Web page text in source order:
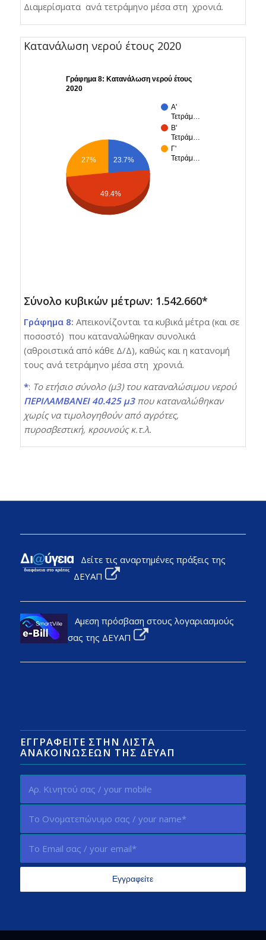
Διαμερίσματα ανά τετράμηνο μέσα στη χρονιά.
Κατανάλωση νερού έτους 2020
Γράφημα 8: Κατανάλωση νερού έτους
2020
Α'
Τετράμ…
Β'
Τετράμ…
Γ'
Τετράμ…
23.7%
27%
49.4%
Σύνολο κυβικών μέτρων: 1.542.660‬*
Γράφημα 8: Απεικονίζονται τα κυβικά μέτρα (και σε
ποσοστό) που καταναλώθηκαν συνολικά
(αθροιστικά από κάθε Δ/Δ), καθώς και η κατανομή
τους ανά τετράμηνο μέσα στη χρονιά.
*: Το ετήσιο σύνολο (μ3) του καταναλώσιμου νερού
ΠΕΡΙΛΑΜΒΑΝΕΙ 40.425 μ3που καταναλώθηκαν
χωρίς να τιμολογηθούν από αγρότες,
πυροσβεστική, κρουνούς κ.τ.λ.
Δείτε τις αναρτημένες πράξεις της
ΔΕΥΑΠ
Αμεση πρόσβαση στους λογαριασμούς
σας της ΔΕΥΑΠ
ΕΓΓΡΑΦΕΊΤΕ ΣΤΗΝ ΛΊΣΤΑ
ΑΝΑΚΟΙΝΏΣΕΩΝ ΤΗΣ ΔΕΥΑΠ